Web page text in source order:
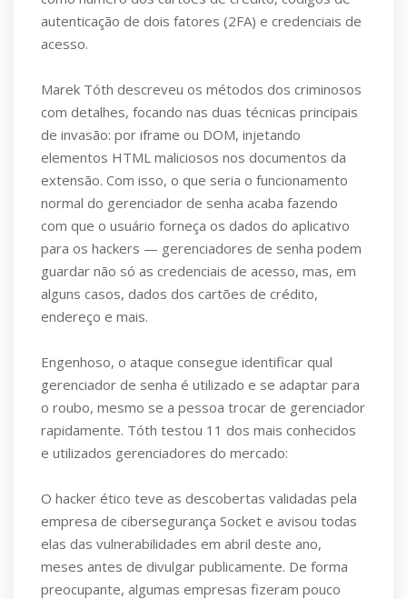
autenticação de dois fatores (2FA) e credenciais de
acesso.
Marek Tóth descreveu os métodos dos criminosos
com detalhes, focando nas duas técnicas principais
de invasão: por iframe ou DOM, injetando
elementos HTML maliciosos nos documentos da
extensão. Com isso, o que seria o funcionamento
normal do gerenciador de senha acaba fazendo
com que o usuário forneça os dados do aplicativo
para os hackers — gerenciadores de senha podem
guardar não só as credenciais de acesso, mas, em
alguns casos, dados dos cartões de crédito,
endereço e mais.
Engenhoso, o ataque consegue identificar qual
gerenciador de senha é utilizado e se adaptar para
o roubo, mesmo se a pessoa trocar de gerenciador
rapidamente. Tóth testou 11 dos mais conhecidos
e utilizados gerenciadores do mercado:
O hacker ético teve as descobertas validadas pela
empresa de cibersegurança Socket e avisou todas
elas das vulnerabilidades em abril deste ano,
meses antes de divulgar publicamente. De forma
preocupante, algumas empresas fizeram pouco